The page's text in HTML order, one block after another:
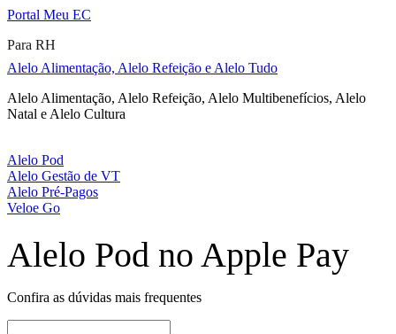
Portal Meu EC
Para RH
Alelo Alimentação, Alelo Refeição e Alelo Tudo
Alelo Alimentação, Alelo Refeição, Alelo Multibenefícios, Alelo
Natal e Alelo Cultura
Alelo Pod
Alelo Gestão de VT
Alelo Pré-Pagos
Veloe Go
Alelo Pod no Apple Pay
Confira as dúvidas mais frequentes